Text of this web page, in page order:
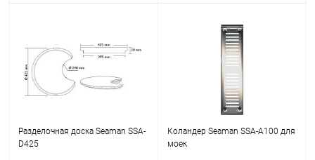
Разделочная доска Seaman SSA-
D425
Коландер Seaman SSA-A100 для
моек